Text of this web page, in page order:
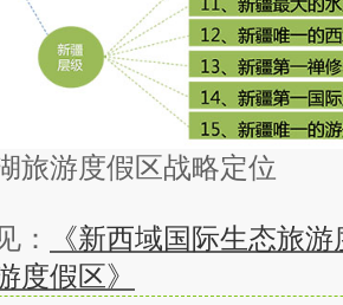
旅游度假区战略定位
：
《新西域国际生态旅
度假区》